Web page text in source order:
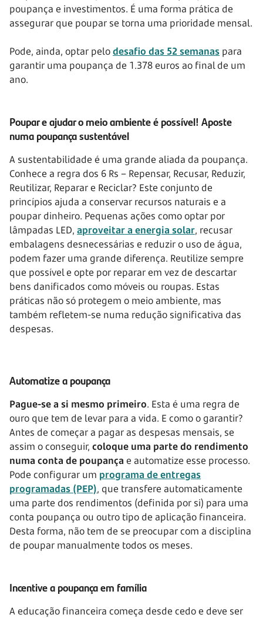
poupança e investimentos. É uma forma prática de
assegurar que poupar se torna uma prioridade mensal.
Pode, ainda, optar pelodesafio das 52 semanas para
garantir uma poupança de 1.378 euros ao final de um
ano.
Poupar e ajudar o meio ambiente é possível! Aposte
numa poupança sustentável
A sustentabilidade é uma grande aliada da poupança.
Conhece a regra dos 6 Rs – Repensar, Recusar, Reduzir,
Reutilizar, Reparar e Reciclar? Este conjunto de
princípios ajuda a conservar recursos naturais e a
poupar dinheiro. Pequenas ações como optar por
lâmpadas LED, aproveitar a energia solar, recusar
embalagens desnecessárias e reduzir o uso de água,
podem fazer uma grande diferença. Reutilize sempre
que possível e opte por reparar em vez de descartar
bens danificados como móveis ou roupas. Estas
práticas não só protegem o meio ambiente, mas
também refletem-se numa redução significativa das
despesas.
Automatize a poupança
Pague-se a si mesmo primeiro. Esta é uma regra de
ouro que tem de levar para a vida. E como o garantir?
Antes de começar a pagar as despesas mensais, se
assim o conseguir, coloque uma parte do rendimento
numa conta de poupança e automatize esse processo.
Pode configurar um programa de entregas
programadas (PEP), que transfere automaticamente
uma parte dos rendimentos (definida por si) para uma
conta poupança ou outro tipo de aplicação financeira.
Desta forma, não tem de se preocupar com a disciplina
de poupar manualmente todos os meses.
Incentive a poupança em família
A educação financeira começa desde cedo e deve ser